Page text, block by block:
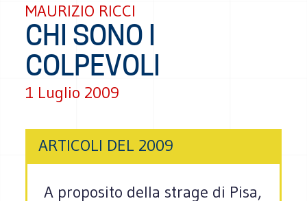
MAURIZIO RICCI
CHI SONO I
COLPEVOLI
1 Luglio 2009
ARTICOLI DEL 2009
A proposito della strage di Pisa,